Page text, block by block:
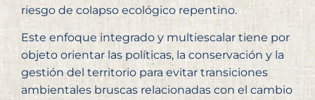
riesgo de colapso ecológico repentino.
Este enfoque integrado y multiescalar tiene por
objeto orientar las políticas, la conservación y la
gestión del territorio para evitar transiciones
ambientales bruscas relacionadas con el cambio